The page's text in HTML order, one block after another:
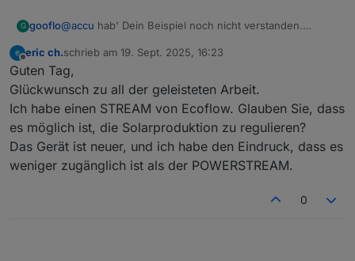
ersetzen oder korrekt zu subtrahieren.
Hausverbrauch (300 W Bezug, weil 700 W weniger
G gooflo@accu hab' Dein Beispiel noch nicht verstanden.
Überschuss eingespeist wird, wäre in Deinem Beispiel
dann -1000!
Anpassungen habe ich schon einige gemacht am Skript.
Um welche Stelle geht es? Warum passt Du es nicht
selbst an oder ist es komplizierter?
Offline
eric ch.schrieb am 19. Sept. 2025, 16:23
zuletzt editiert von
Guten Tag,
Glückwunsch zu all der geleisteten Arbeit.
Ich habe einen STREAM von Ecoflow. Glauben Sie, dass
es möglich ist, die Solarproduktion zu regulieren?
Das Gerät ist neuer, und ich habe den Eindruck, dass es
weniger zugänglich ist als der POWERSTREAM.
0